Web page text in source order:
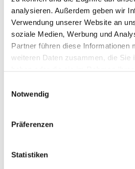
analysieren. Außerdem geben wir
Verwendung unserer Website an
soziale Medien, Werbung und
Partner führen diese Informationen
weiteren Daten zusammen, die Sie
haben oder die sie im Rahmen
Notwendig
Präferenzen
Statistiken
Produktdetails